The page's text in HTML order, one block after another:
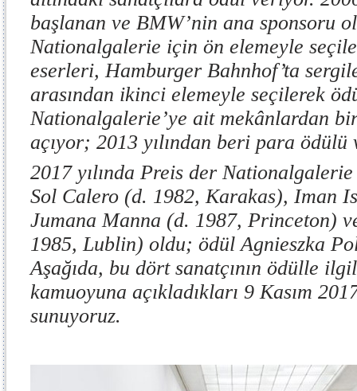
başlanan ve BMW’nin ana sponsoru
Nationalgalerie için ön elemeyle
eserleri, Hamburger Bahnhof’ta
arasından ikinci elemeyle seçilerek
Nationalgalerie’ye ait mekânlardan
açıyor; 2013 yılından beri para
2017 yılında Preis der
Sol Calero (d. 1982, Karakas), Iman
Jumana Manna (d. 1987, Princeton)
1985, Lublin) oldu; ödül Agnieszka
Aşağıda, bu dört sanatçının ödülle
kamuoyuna açıkladıkları 9 Kasım
sunuyoruz.